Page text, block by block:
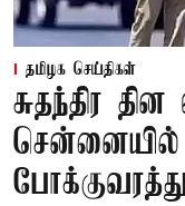
தமிழக செய்திகள்
சுதந்திர
சென்னையில்